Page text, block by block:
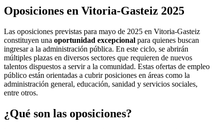
Oposiciones en Vitoria-Gasteiz 2025
Las oposiciones previstas para mayo de 2025 en Vitoria-Gasteiz
constituyen una oportunidad excepcional para quienes buscan
ingresar a la administración pública. En este ciclo, se abrirán
múltiples plazas en diversos sectores que requieren de nuevos
talentos dispuestos a servir a la comunidad. Estas ofertas de empleo
público están orientadas a cubrir posiciones en áreas como la
administración general, educación, sanidad y servicios sociales,
entre otros.
¿Qué son las oposiciones?